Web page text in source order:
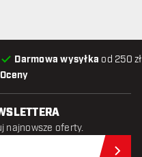
Darmowa wysyłka od 250
najnowsze oferty.